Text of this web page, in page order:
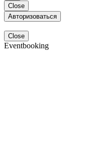
Close
Авторизоваться
Close
Eventbooking